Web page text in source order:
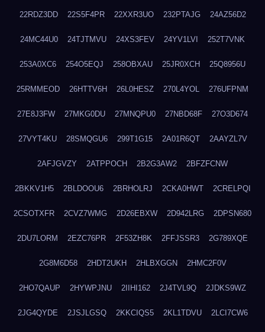
22RDZ3DD 22S5F4PR 22XXR3UO 232PTAJG 24AZ56D2
24MC44U0 24TJTMVU 24XS3FEV 24YV1LVI 252T7VNK
253A0XC6 254O5EQJ 258OBXAU 25JR0XCH 25Q8956U
25RMMEOD 26HTTV6H 26L0HESZ 270L4YOL 276UFPNM
27E8J3FW 27MKG0DU 27MNQPU0 27NBD68F 27O3D674
27VYT4KU 28SMQGU6 299T1G15 2A01R6QT 2AAYZL7V
2AFJGVZY 2ATPPOCH 2B2G3AW2 2BFZFCNW
2BKKV1H5 2BLDOOU6 2BRHOLRJ 2CKA0HWT 2CRELPQI
2CSOTXFR 2CVZ7WMG 2D26EBXW 2D942LRG 2DPSN680
2DU7LORM 2EZC76PR 2F53ZH8K 2FFJSSR3 2G789XQE
2G8M6D58 2HDT2UKH 2HLBXGGN 2HMC2F0V
2HO7QAUP 2HYWPJNU 2IIHI162 2J4TVL9Q 2JDKS9WZ
2JG4QYDE 2JSJLGSQ 2KKCIQS5 2KL1TDVU 2LCI7CW6